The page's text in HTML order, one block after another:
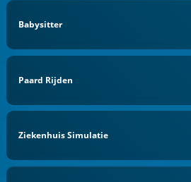
Babysitter
Paard Rijden
Ziekenhuis Simulatie